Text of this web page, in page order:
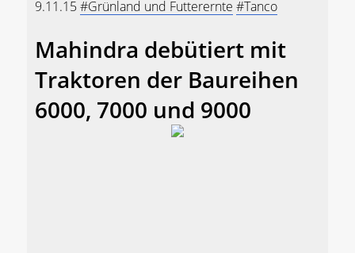
9.11.15#Grünland und Futterernte #Tanco
Mahindra debütiert mit
Traktoren der Baureihen
6000, 7000 und 9000